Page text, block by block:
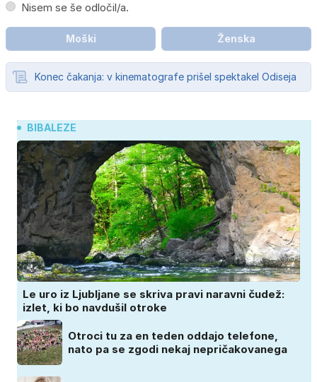
Nisem se še odločil/a.
Moški Ženska
Konec čakanja: v kinematografe prišel spektakel Odiseja
BIBALEZE
Le uro iz Ljubljane se skriva pravi naravni čudež:
izlet, ki bo navdušil otroke
Otroci tu za en teden oddajo telefone,
nato pa se zgodi nekaj nepričakovanega